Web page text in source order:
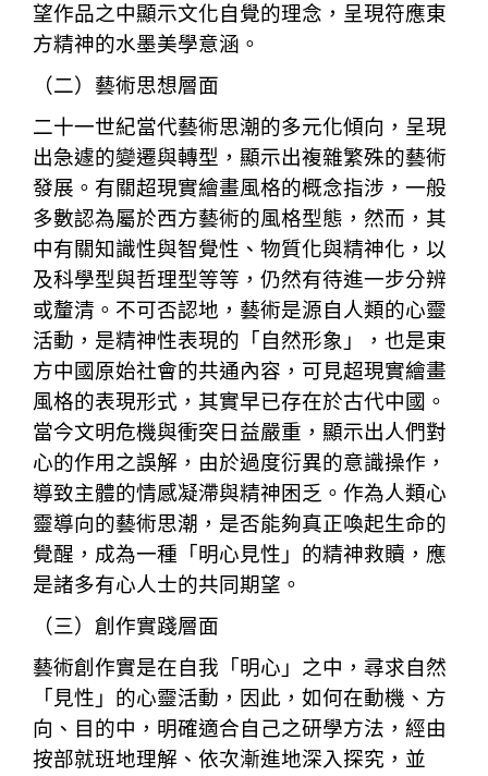
望作品之中顯示文化自覺的理念，呈現符應東
方精神的水墨美學意涵。
（二）藝術思想層面
二十一世紀當代藝術思潮的多元化傾向，呈現
出急遽的變遷與轉型，顯示出複雜繁殊的藝術
發展。有關超現實繪畫風格的概念指涉，一般
多數認為屬於西方藝術的風格型態，然而，其
中有關知識性與智覺性、物質化與精神化，以
及科學型與哲理型等等，仍然有待進一步分辨
或釐清。不可否認地，藝術是源自人類的心靈
活動，是精神性表現的「自然形象」，也是東
方中國原始社會的共通內容，可見超現實繪畫
風格的表現形式，其實早已存在於古代中國。
當今文明危機與衝突日益嚴重，顯示出人們對
心的作用之誤解，由於過度衍異的意識操作，
導致主體的情感凝滯與精神困乏。作為人類心
靈導向的藝術思潮，是否能夠真正喚起生命的
覺醒，成為一種「明心見性」的精神救贖，應
是諸多有心人士的共同期望。
（三）創作實踐層面
藝術創作實是在自我「明心」之中，尋求自然
「見性」的心靈活動，因此，如何在動機、方
向、目的中，明確適合自己之研學方法，經由
按部就班地理解、依次漸進地深入探究，並